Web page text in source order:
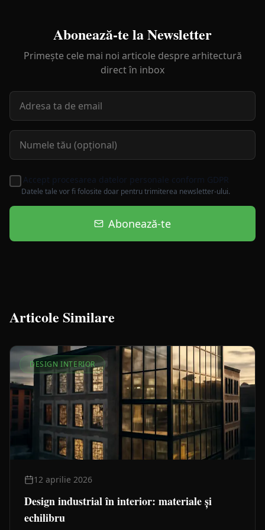
Abonează-te la Newsletter
Primește cele mai noi articole despre arhitectură
direct în inbox
Accept procesarea datelor personale conform GDPR
Datele tale vor fi folosite doar pentru trimiterea newsletter-ului.
Abonează-te
Articole Similare
DESIGN INTERIOR
12 aprilie 2026
Design industrial în interior: materiale și
echilibru